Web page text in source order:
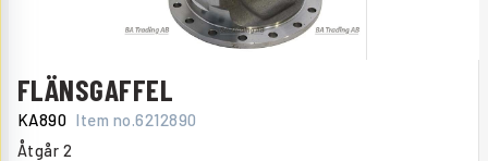
FLÄNSGAFFEL
KA890 Item no.6212890
Åtgår 2